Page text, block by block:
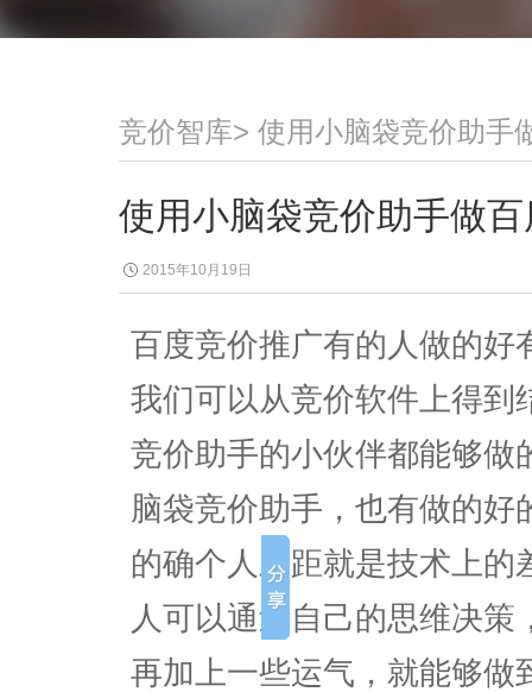
竞价智库> 使用小脑袋竞价助手
使用小脑袋竞价助手做
2015年10月19日
百度竞价推广有的人做的好
我们可以从竞价软件上得到
竞价助手的小伙伴都能够做
脑袋竞价助手，也有做的好
的确个人差距就是技术上
人可以通过自己的思维决
再加上一些运气，就能够做